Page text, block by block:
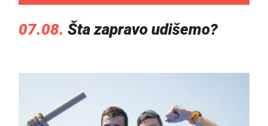
07.08. Šta zapravo udišemo?